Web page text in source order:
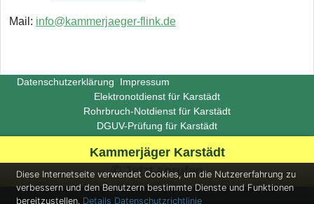
Kammerjäger Karstädt
✆ Jetzt anrufen
Mail: info@kammerjaeger-flink.de
Datenschutzerklärung
Impressum
Elektronotdienst für Karstädt
Rohrbruch-Notdienst für Karstädt
DGUV-Prüfung für Karstädt
(Last update 2026-06-29)
Diese Internetseite verwendet Cookies, um die Nutzererfahrung zu
verbessern und den Benutzern bestimmte Dienste und Funktionen
bereitzustellen. Details Datenschutzrichtlinie